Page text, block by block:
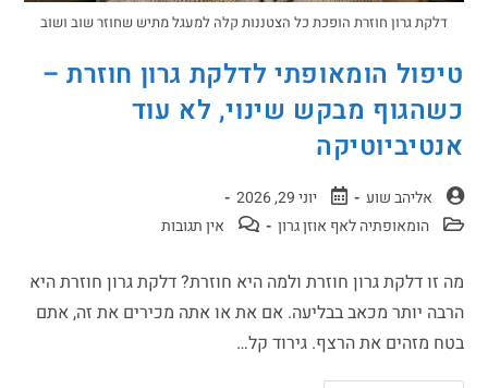
דלקת גרון חוזרת הופכת כל הצטננות קלה למעגל מתיש שחוזר שוב ושוב
טיפול הומאופתי לדלקת גרון חוזרת –
כשהגוף מבקש שינוי, לא עוד
אנטיביוטיקה
אליהב שוע
יוני 29, 2026
הומאופתיה לאף אוזן גרון
אין תגובות
מה זו דלקת גרון חוזרת ולמה היא חוזרת? דלקת גרון חוזרת היא
הרבה יותר מכאב בבליעה. אם את או אתה מכירים את זה, אתם
בטח מזהים את הרצף. גירוד קל…